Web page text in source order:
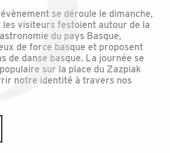
se déroule le dimanche,
les visiteurs festoient autour de la
du pays Basque,
de force basque et proposent
de danse basque. La journée se
sur la place du Zazpiak
notre identité à travers nos